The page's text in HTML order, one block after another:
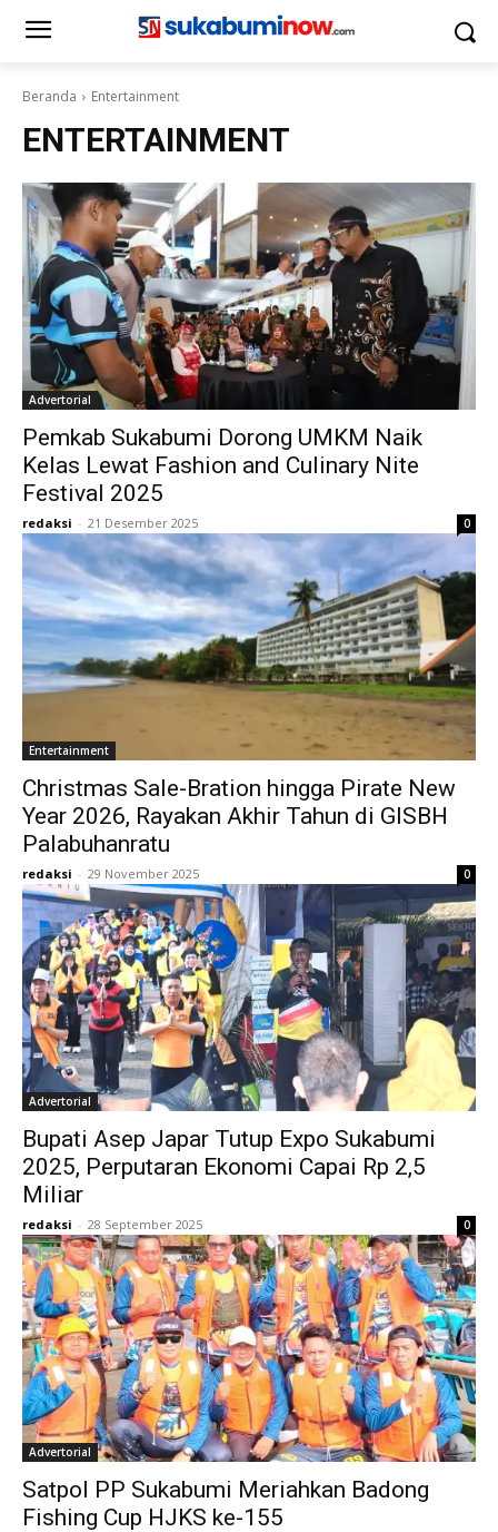
Beranda Entertainment
ENTERTAINMENT
Advertorial
Pemkab Sukabumi Dorong UMKM Naik
Kelas Lewat Fashion and Culinary Nite
Festival 2025
redaksi - 21 Desember 2025 0
Entertainment
Christmas Sale-Bration hingga Pirate New
Year 2026, Rayakan Akhir Tahun di GISBH
Palabuhanratu
redaksi - 29 November 2025 0
Advertorial
Bupati Asep Japar Tutup Expo Sukabumi
2025, Perputaran Ekonomi Capai Rp 2,5
Miliar
redaksi - 28 September 2025 0
Advertorial
Satpol PP Sukabumi Meriahkan Badong
Fishing Cup HJKS ke-155